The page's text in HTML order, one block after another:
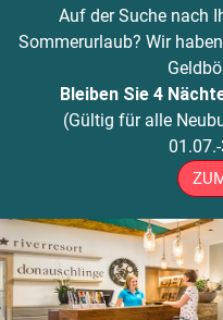
Winterurlaub
Geschichte
Team
Webcam
Zimmerpreise
Stornobedingungen
Donau.PAUSCHALEN
Donau.EVENTS
Urlaub mit der Familie
Urlaub mit Freunden
Urlaub mit dem Hund
Singleurlaub mit Kind
Aktivprogramm
Radfahren
Donau-Radfähre
Bike Station
Badeerlebnis
Yoga an der Donau
Wellness-Paradies
Beauty & Kosmetik
Wickel & Packungen
Entspannungs-Pakete
Business & Seminare
Seminare & Tagungen
Firmenfeiern
Seminaranfrage
Kontakt
Zimmerpreise
Auf der Suche nach
Sommerurlaub? Wir
Bleiben Sie 4
(Gültig für alle